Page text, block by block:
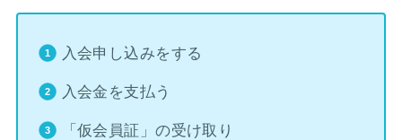
入会申し込みをする
入会金を支払う
「仮会員証」の受け取り